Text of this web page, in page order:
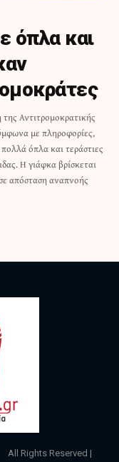
όπλα και
Αντιτρομοκρατικής
με πληροφορίες,
όπλα και τεράστιες
Η γιάφκα βρίσκεται
απόσταση αναπνοής
Reserved |